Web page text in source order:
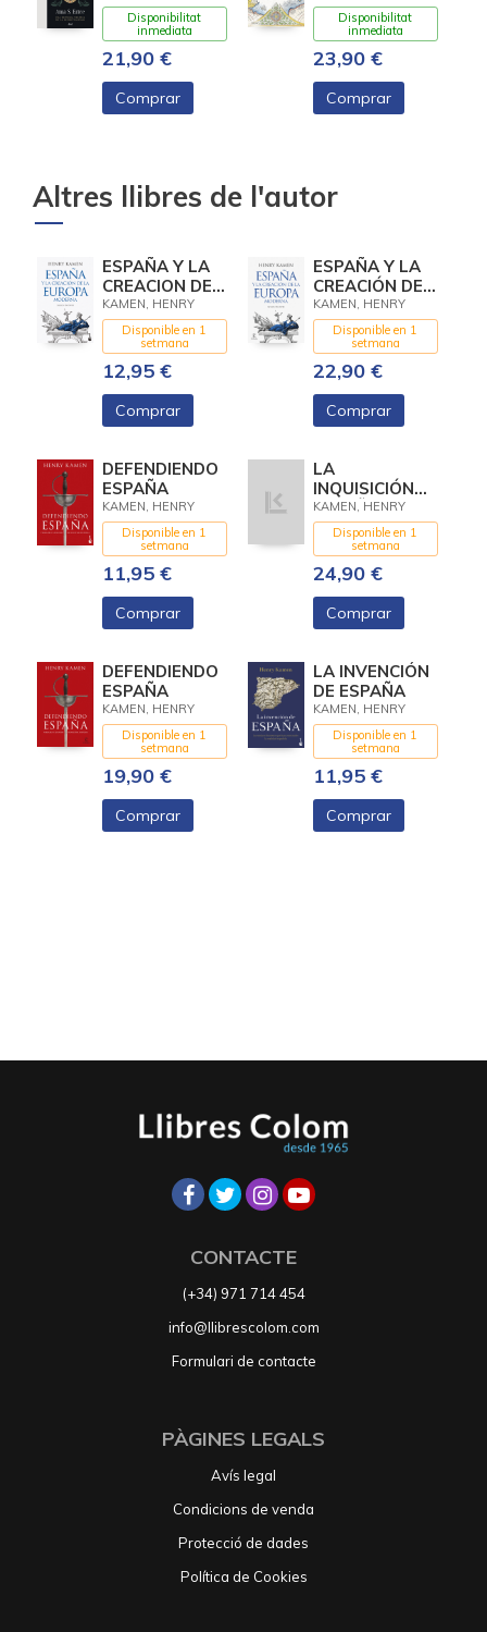
Disponibilitat
inmediata
21,90 €
Comprar
Disponibilitat
inmediata
23,90 €
Comprar
Altres llibres de l'autor
ESPAÑA Y LA
CREACION DE
LA EUROPA
MODERNA
KAMEN, HENRY
Disponible en 1
setmana
12,95 €
Comprar
ESPAÑA Y LA
CREACIÓN DE
LA EUROPA
MODERNA
KAMEN, HENRY
Disponible en 1
setmana
22,90 €
Comprar
DEFENDIENDO
ESPAÑA
KAMEN, HENRY
Disponible en 1
setmana
11,95 €
Comprar
LA
INQUISICIÓN
ESPAÑOLA
KAMEN, HENRY
Disponible en 1
setmana
24,90 €
Comprar
DEFENDIENDO
ESPAÑA
KAMEN, HENRY
Disponible en 1
setmana
19,90 €
Comprar
LA INVENCIÓN
DE ESPAÑA
KAMEN, HENRY
Disponible en 1
setmana
11,95 €
Comprar
CONTACTE
(+34) 971 714 454
info@llibrescolom.com
Formulari de contacte
PÀGINES LEGALS
Avís legal
Condicions de venda
Protecció de dades
Política de Cookies